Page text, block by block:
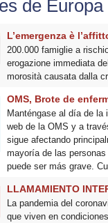
de Europa
L’emergenza è
200.000 famiglie a
erogazione immediata
morosità causata dalla
OMS, Brote de
Manténgase al día de la
web de la OMS y a
sigue afectando
mayoría de las
puede ser más grave.
LLAMAMIENTO
La pandemia del
que viven en